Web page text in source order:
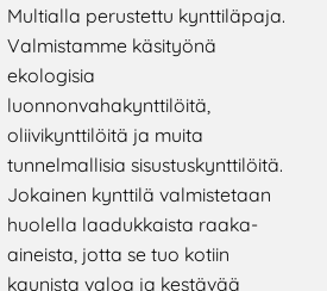
Multialla perustettu kynttiläpaja.
Valmistamme käsityönä
ekologisia
luonnonvahakynttilöitä,
oliivikynttilöitä ja muita
tunnelmallisia sisustuskynttilöitä.
Jokainen kynttilä valmistetaan
huolella laadukkaista raaka-
aineista, jotta se tuo kotiin
kaunista valoa ja kestävää